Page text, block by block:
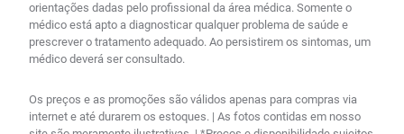
orientações dadas pelo profissional da área médica. Somente o
médico está apto a diagnosticar qualquer problema de saúde e
prescrever o tratamento adequado. Ao persistirem os sintomas, um
médico deverá ser consultado.
Os preços e as promoções são válidos apenas para compras via
internet e até durarem os estoques. | As fotos contidas em nosso